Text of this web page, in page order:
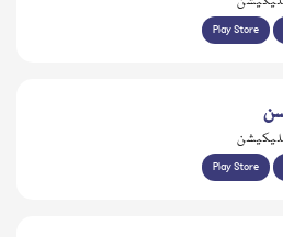
Play Store
Play Store